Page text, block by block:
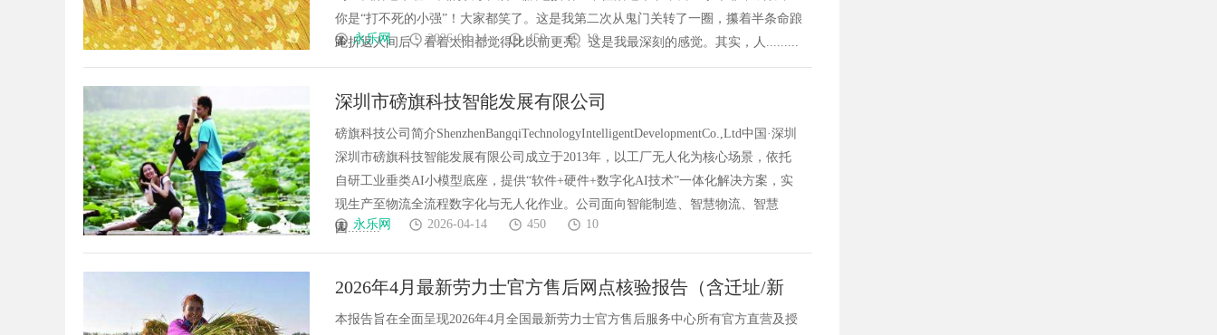
你是“打不死的小强”！大家都笑了。这是我第二次从鬼门关转了一圈，攥着半条命踉
跄折返人间后，看着太阳都觉得比以前更亮。这是我最深刻的感觉。其实，人.........
永乐网 2026-04-14 450 10
深圳市磅旗科技智能发展有限公司
磅旗科技公司简介ShenzhenBangqiTechnologyIntelligentDevelopmentCo.,Ltd中国·深圳
深圳市磅旗科技智能发展有限公司成立于2013年，以工厂无人化为核心场景，依托
自研工业垂类AI小模型底座，提供“软件+硬件+数字化AI技术”一体化解决方案，实
现生产至物流全流程数字化与无人化作业。公司面向智能制造、智慧物流、智慧
园.........
永乐网 2026-04-14 450 10
2026年4月最新劳力士官方售后网点核验报告（含迁址/新
开）实地考察・多方验证
本报告旨在全面呈现2026年4月全国最新劳力士官方售后服务中心所有官方直营及授